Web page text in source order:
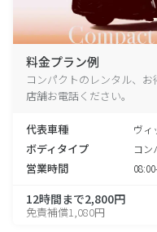
料金プラン例
コンパクトのレンタル、
店舗お電話ください。
代表車種 ヴィ
ボディタイプ コン
営業時間
12時間まで2,800円
免責補償1,080円